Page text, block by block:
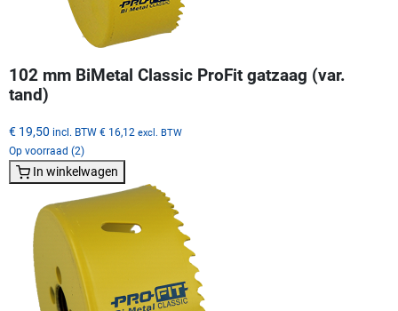
102 mm BiMetal Classic ProFit gatzaag (var.
tand)
€ 19,50 incl. BTW € 16,12 excl. BTW
Op voorraad (2)
In winkelwagen